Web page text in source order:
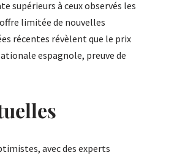
supérieurs à ceux observés les
limitée de nouvelles
récentes révèlent que le prix
espagnole, preuve de
avec des experts